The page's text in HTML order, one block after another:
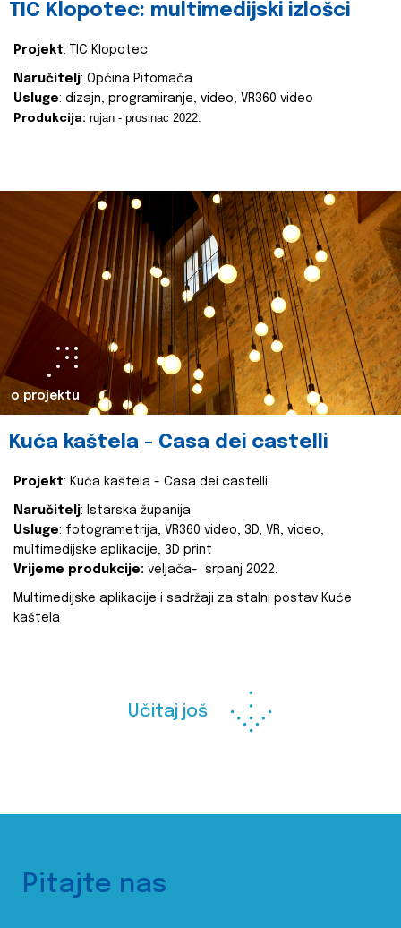
TIC Klopotec: multimedijski izlošci
Projekt: TIC Klopotec
Naručitelj: Općina Pitomača
Usluge: dizajn, programiranje, video, VR360 video
Produkcija: rujan - prosinac 2022.
o projektu
Kuća kaštela - Casa dei castelli
Projekt: Kuća kaštela - Casa dei castelli
Naručitelj: Istarska županija
Usluge: fotogrametrija, VR360 video, 3D, VR, video,
multimedijske aplikacije, 3D print
Vrijeme produkcije: veljača- srpanj 2022.
Multimedijske aplikacije i sadržaji za stalni postav Kuće
kaštela
Učitaj još
Pitajte nas